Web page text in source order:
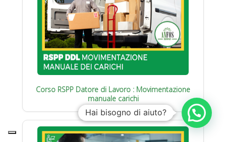
Corso RSPP Datore di Lavoro : Movimentazione
manuale carichi
Hai bisogno di aiuto?